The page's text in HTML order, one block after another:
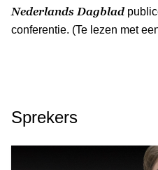
Nederlands Dagblad
conferentie. (Te lezen met
Sprekers